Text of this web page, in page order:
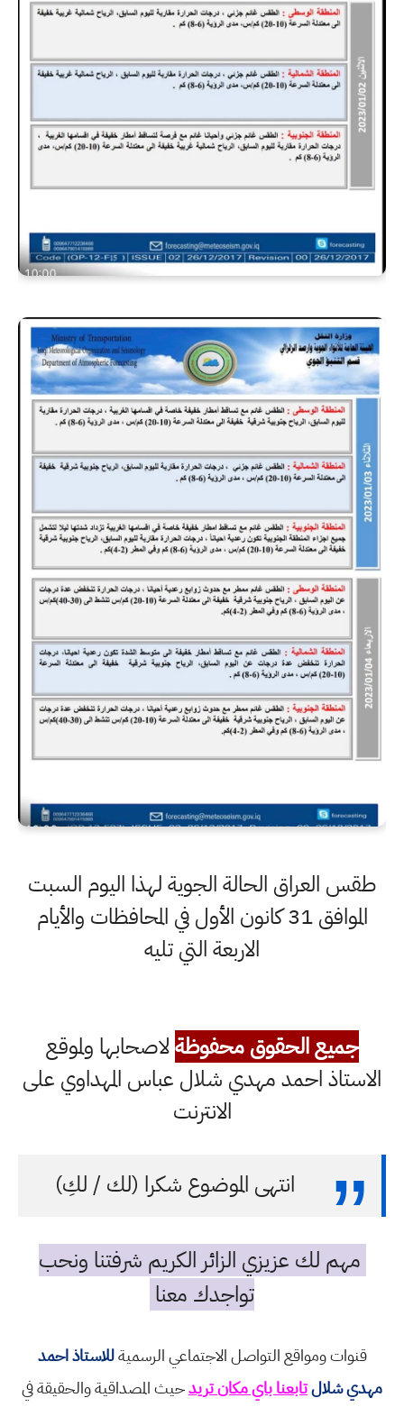
طقس العراق الحالة الجوية لهذا اليوم السبت
الموافق 31 كانون الأول في المحافظات والأيام
الاربعة التي تليه
جميع الحقوق محفوظةلاصحابها ولموقع
الاستاذ احمد مهدي شلال عباس المهداوي على
الانترنت
انتهى الموضوع شكرا (لك / لكِ)
مهم لك عزيزي الزائر الكريم شرفتنا ونحب
تواجدك معنا
قنوات ومواقع التواصل الاجتماعي الرسميةللاستاذ احمد
مهدي شلالتابعنا باي مكان تريدحيث المصداقية والحقيقة في